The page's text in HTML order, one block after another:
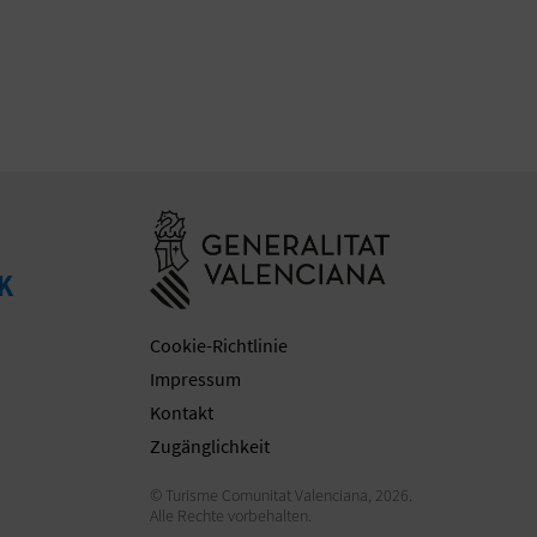
Cookie-Richtlinie
Impressum
Kontakt
Zugänglichkeit
© Turisme Comunitat Valenciana, 2026.
Alle Rechte vorbehalten.